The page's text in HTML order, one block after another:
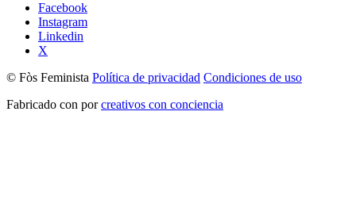
Facebook
Instagram
Linkedin
X
© Fòs Feminista Política de privacidad Condiciones de uso
Fabricado con porcreativos con conciencia